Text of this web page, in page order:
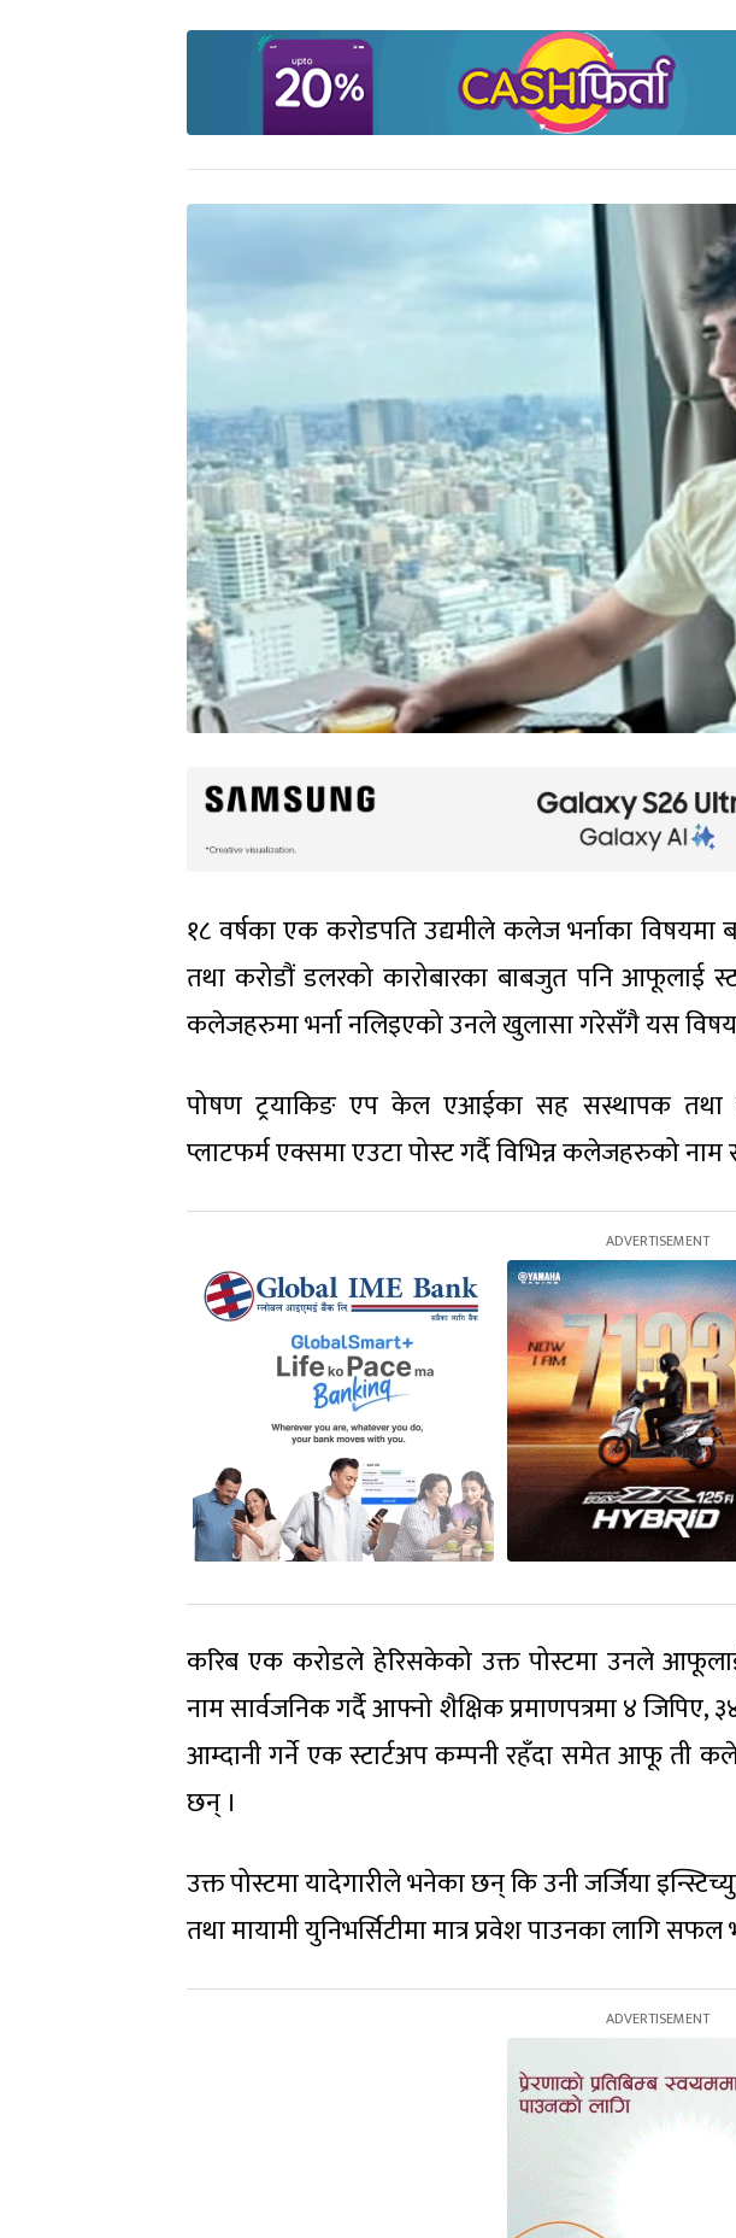
१८ वर्षका एक करोडपति उद्यमीले कलेज भर्नाका विषयमा
तथा करोडौं डलरको कारोबारका बाबजुत पनि आफूलाई
कलेजहरुमा भर्ना नलिइएको उनले खुलासा गरेसँगै यस
पोषण ट्रयाकिङ एप केल एआईका सह सस्थापक तथा
प्लाटफर्म एक्समा एउटा पोस्ट गर्दै विभिन्न कलेजहरुको
करिब एक करोडले हेरिसकेको उक्त पोस्टमा उनले
नाम सार्वजनिक गर्दै आफ्नो शैक्षिक प्रमाणपत्रमा ४ जिपिए,
आम्दानी गर्ने एक स्टार्टअप कम्पनी रहँदा समेत आफू ती
छन् ।
उक्त पोस्टमा यादेगारीले भनेका छन् कि उनी जर्जिया
तथा मायामी युनिभर्सिटीमा मात्र प्रवेश पाउनका लागि सफल